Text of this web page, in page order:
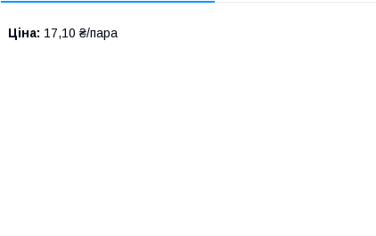
Ціна: 17,10 ₴/пара